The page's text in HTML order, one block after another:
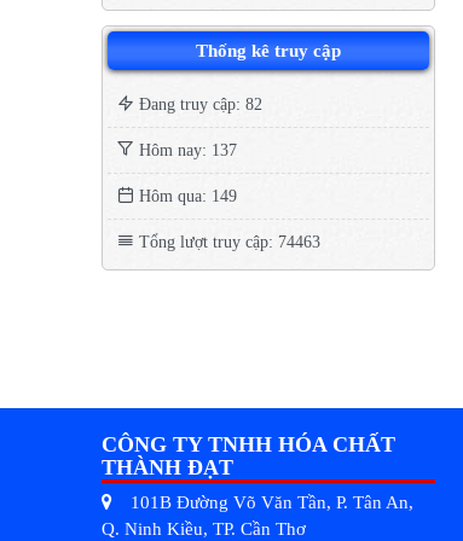
Thống kê truy cập
Đang truy cập: 82
Hôm nay: 137
Hôm qua: 149
Tổng lượt truy cập: 74463
CÔNG TY TNHH HÓA CHẤT
THÀNH ĐẠT
101B Đường Võ Văn Tần, P. Tân An,
Q. Ninh Kiều, TP. Cần Thơ